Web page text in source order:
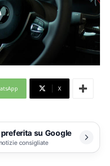
X
su Google
consigliate